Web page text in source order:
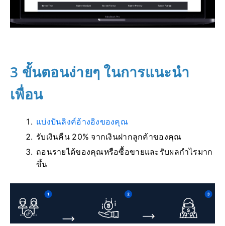
3 ขั้นตอนง่ายๆ ในการแนะนำ
เพื่อน
แบ่งปันลิงค์อ้างอิงของคุณ
รับเงินคืน 20% จากเงินฝากลูกค้าของคุณ
ถอนรายได้ของคุณหรือซื้อขายและรับผลกำไรมาก
ขึ้น